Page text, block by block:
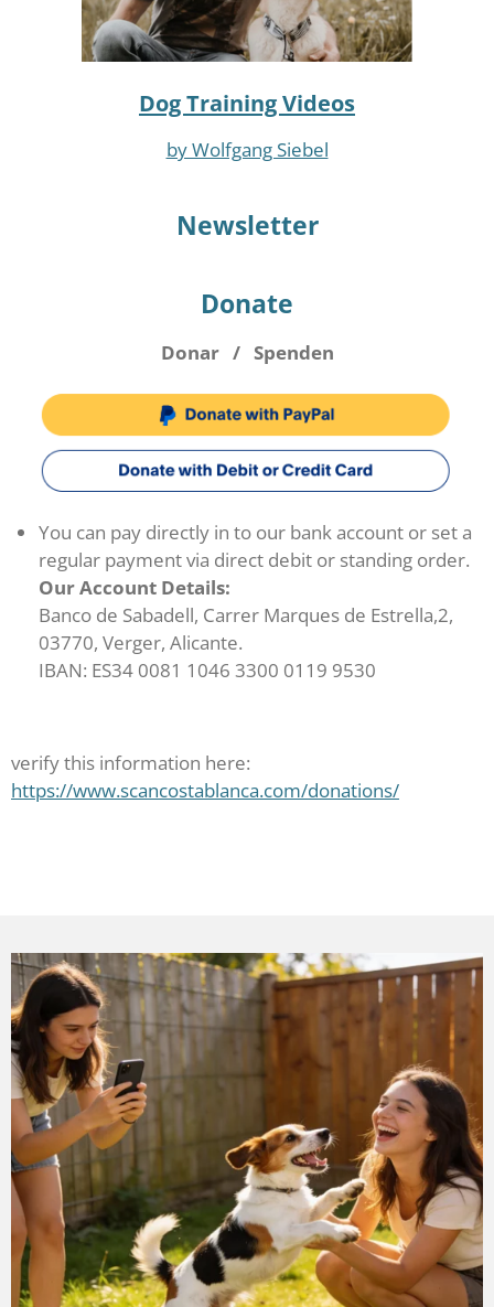
Dog TrainingVideos
by Wolfgang Siebel
Newsletter
Donate
Donar / Spenden
You can pay directly in to our bank account or set a
regular payment via direct debit or standing order.
Our Account Details:
Banco de Sabadell, Carrer Marques de Estrella,2,
03770, Verger, Alicante.
IBAN: ES34 0081 1046 3300 0119 9530
verify this information here:
https://www.scancostablanca.com/donations/